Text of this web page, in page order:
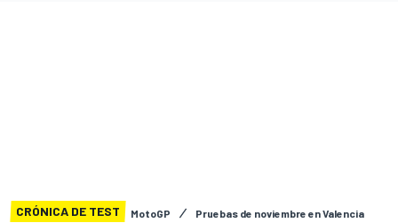
CRÓNICA DE TEST MotoGP Pruebas de noviembre en Valencia